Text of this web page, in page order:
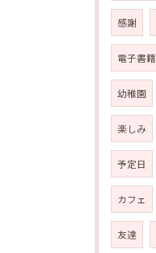
感謝
電子書籍
幼稚園
楽しみ
予定日
カフェ
友達